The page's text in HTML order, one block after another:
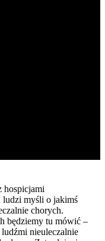
hospicjami
ludzi myśli o jakimś
chorych.
będziemy tu mówić –
nieuleczalnie